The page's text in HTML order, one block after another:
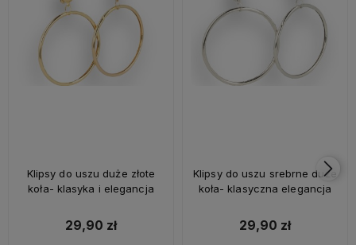
Klipsy do uszu duże złote
koła- klasyka i elegancja
29,90 zł
Klipsy do uszu srebrne duże
koła- klasyczna elegancja
29,90 zł